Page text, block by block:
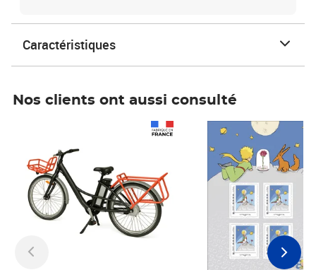
Caractéristiques
Nos clients ont aussi consulté
Prix 6,25€ HT